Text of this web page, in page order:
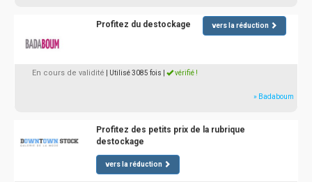
Profitez du destockage vers la réduction
En cours de validité | Utilisé 3085 fois vérifié !
» Badaboum
Profitez des petits prix de la rubrique
destockage
vers la réduction